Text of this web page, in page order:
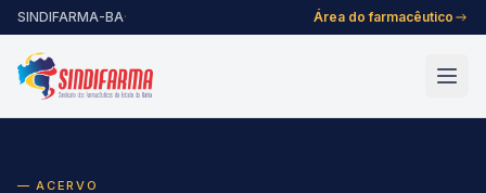
Pular para o conteúdo
SINDIFARMA-BA· Área do farmacêutico
— ACERVO